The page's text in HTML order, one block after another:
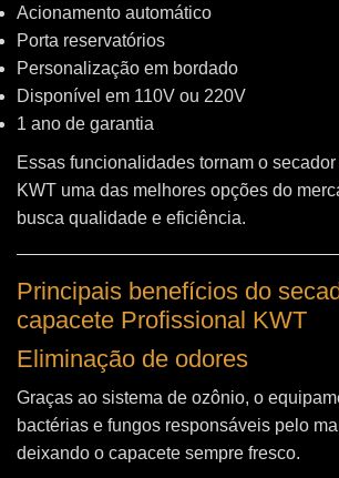
Acionamento automático
Porta reservatórios
Personalização em bordado
Disponível em 110V ou 220V
1 ano de garantia
Essas funcionalidades tornam o
KWT uma das melhores opções do
busca qualidade e eficiência.
Principais benefícios do
capacete Profissional KWT
Eliminação de odores
Graças ao sistema de ozônio, o
bactérias e fungos responsáveis pelo
deixando o capacete sempre fresco.